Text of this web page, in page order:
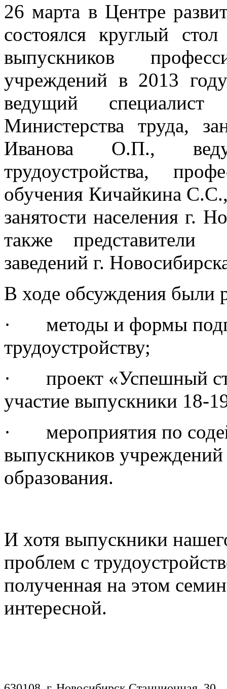
26 марта в Центре
состоялся круглый
выпускников
учреждений в 2013
ведущий специалист
Министерства труда,
Иванова О.П.,
трудоустройства,
обучения Кичайкина
занятости населения г.
также представители
заведений г.
В ходе обсуждения были
· методы и формы
трудоустройству;
· проект «Успешный
участие выпускники 18-
· мероприятия по
выпускников
образования.
И хотя выпускники
проблем с
полученная на этом
интересной.